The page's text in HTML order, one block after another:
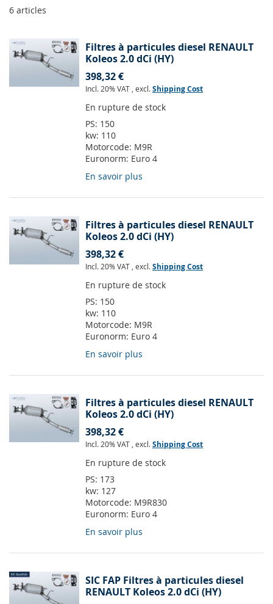
6 articles
Filtres à particules diesel RENAULT
Koleos 2.0 dCi (HY)
398,32 €
Incl. 20% VAT , excl.Shipping Cost
En rupture de stock
PS: 150
kw: 110
Motorcode: M9R
Euronorm: Euro 4
En savoir plus
Filtres à particules diesel RENAULT
Koleos 2.0 dCi (HY)
398,32 €
Incl. 20% VAT , excl.Shipping Cost
En rupture de stock
PS: 150
kw: 110
Motorcode: M9R
Euronorm: Euro 4
En savoir plus
Filtres à particules diesel RENAULT
Koleos 2.0 dCi (HY)
398,32 €
Incl. 20% VAT , excl.Shipping Cost
En rupture de stock
PS: 173
kw: 127
Motorcode: M9R830
Euronorm: Euro 4
En savoir plus
SIC FAP Filtres à particules diesel
RENAULT Koleos 2.0 dCi (HY)